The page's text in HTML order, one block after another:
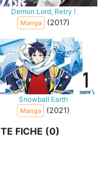
Demon Lord, Retry !
Manga (2017)
Snowball Earth
Manga (2021)
FICHE (0)